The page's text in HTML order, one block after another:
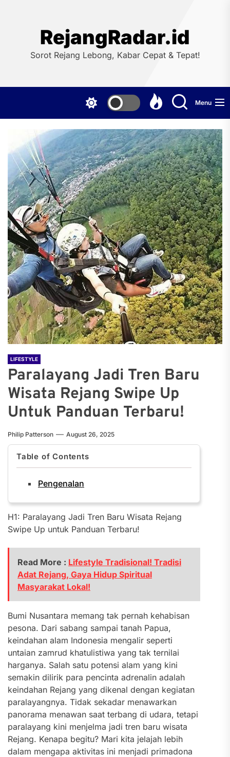
RejangRadar.id
Sorot Rejang Lebong, Kabar Cepat & Tepat!
Menu
LIFESTYLE
Paralayang Jadi Tren Baru
Wisata Rejang Swipe Up
Untuk Panduan Terbaru!
Philip Patterson August 26, 2025
Table of Contents
Pengenalan
H1: Paralayang Jadi Tren Baru Wisata Rejang
Swipe Up untuk Panduan Terbaru!
Read More : Lifestyle Tradisional! Tradisi
Adat Rejang, Gaya Hidup Spiritual
Masyarakat Lokal!
Bumi Nusantara memang tak pernah kehabisan
pesona. Dari sabang sampai tanah Papua,
keindahan alam Indonesia mengalir seperti
untaian zamrud khatulistiwa yang tak ternilai
harganya. Salah satu potensi alam yang kini
semakin dilirik para pencinta adrenalin adalah
keindahan Rejang yang dikenal dengan kegiatan
paralayangnya. Tidak sekadar menawarkan
panorama menawan saat terbang di udara, tetapi
paralayang kini menjelma jadi tren baru wisata
Rejang. Kenapa begitu? Mari kita jelajah lebih
dalam mengapa aktivitas ini menjadi primadona